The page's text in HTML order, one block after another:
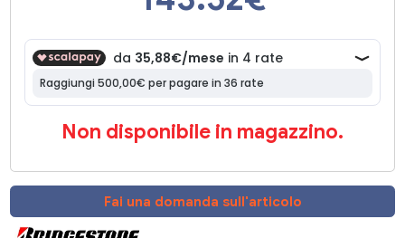
Non disponibile in magazzino.
Fai una domanda sull'articolo